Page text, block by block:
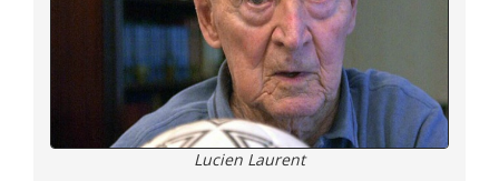
Lucien Laurent